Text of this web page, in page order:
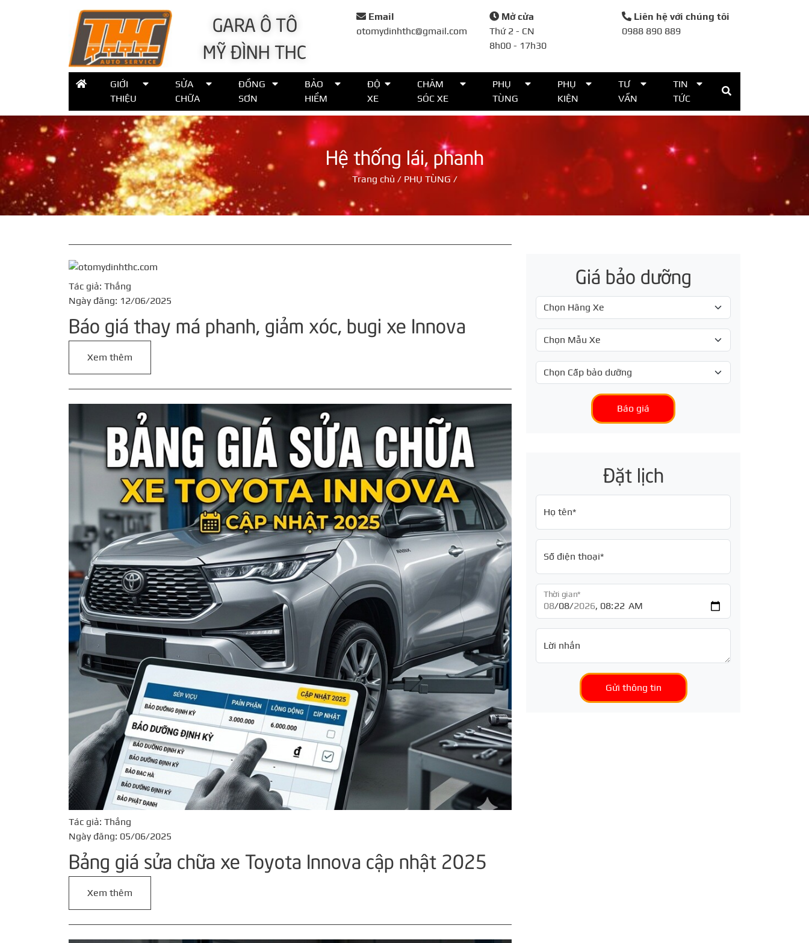
GARA Ô TÔ
MỸ ĐÌNH THC
Email
otomydinhthc@gmail.com
Mở cửa
Thứ 2 - CN
8h00 - 17h30
Liên hệ với chúng tôi
0988 890 889
GIỚI
THIỆU
SỬA
CHỮA
ĐỒNG
SƠN
BẢO
HIỂM
ĐỘ
XE
CHĂM
SÓC XE
PHỤ
TÙNG
PHỤ
KIỆN
TƯ
VẤN
TIN
TỨC
Đặt lịch
Họ tên*
Số điện thoại*
Thời gian*
Hệ thống lái, phanh
Trang chủ / PHỤ TÙNG /
Tác giả: Thắng
Ngày đăng: 12/06/2025
Báo giá thay má phanh, giảm xóc, bugi xe Innova
Xem thêm
Tác giả: Thắng
Ngày đăng: 05/06/2025
Bảng giá sửa chữa xe Toyota Innova cập nhật 2025
Xem thêm
Giá bảo dưỡng
Báo giá
Đặt lịch
Họ tên*
Số điện thoại*
Thời gian*
Lời nhắn
Gửi thông tin